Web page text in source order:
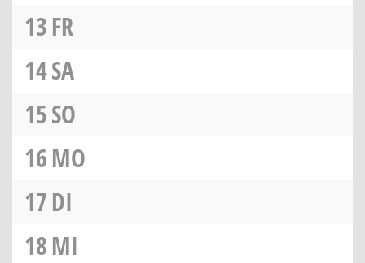
13FR
14SA
15SO
16MO
17DI
18MI